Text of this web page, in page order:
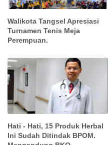
Walikota Tangsel Apresiasi
Turnamen Tenis Meja
Perempuan.
Hati - Hati, 15 Produk Herbal
Ini Sudah Ditindak BPOM.